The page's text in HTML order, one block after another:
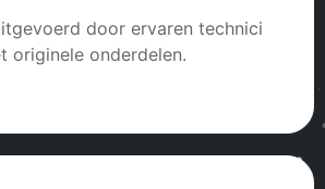
door ervaren technici
originele onderdelen.